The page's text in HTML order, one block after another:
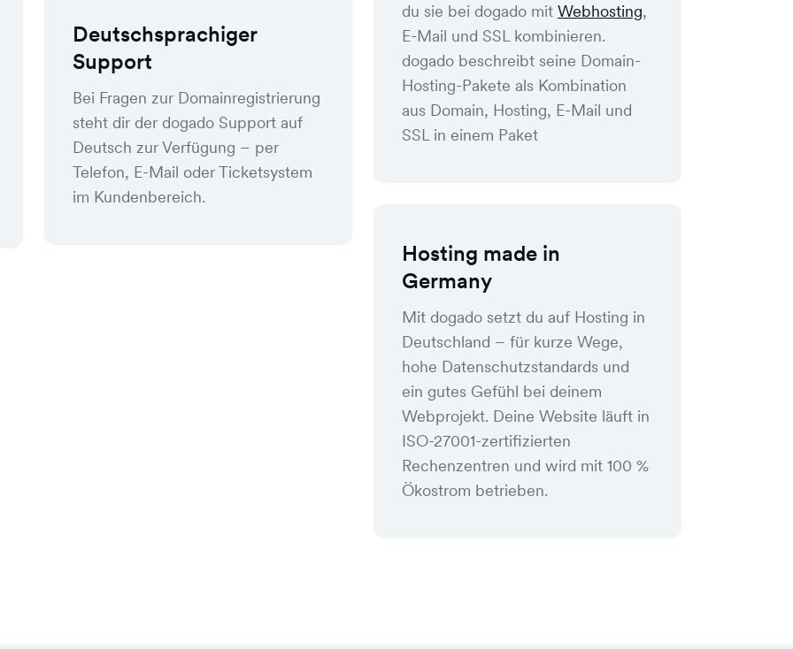
Deutschsprachiger
Support
Bei Fragen zur Domainregistrierung
steht dir der dogado Support auf
Deutsch zur Verfügung – per
Telefon, E-Mail oder Ticketsystem
im Kundenbereich.
du sie bei dogado mit Webhosting,
E-Mail und SSL kombinieren.
dogado beschreibt seine Domain-
Hosting-Pakete als Kombination
aus Domain, Hosting, E-Mail und
SSL in einem Paket
Hosting made in
Germany
Mit dogado setzt du auf Hosting in
Deutschland – für kurze Wege,
hohe Datenschutzstandards und
ein gutes Gefühl bei deinem
Webprojekt. Deine Website läuft in
ISO-27001-zertifizierten
Rechenzentren und wird mit 100 %
Ökostrom betrieben.